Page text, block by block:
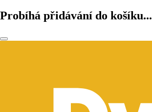
Probíhá přidávání do košíku...